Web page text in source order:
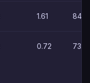
1.61
0.72